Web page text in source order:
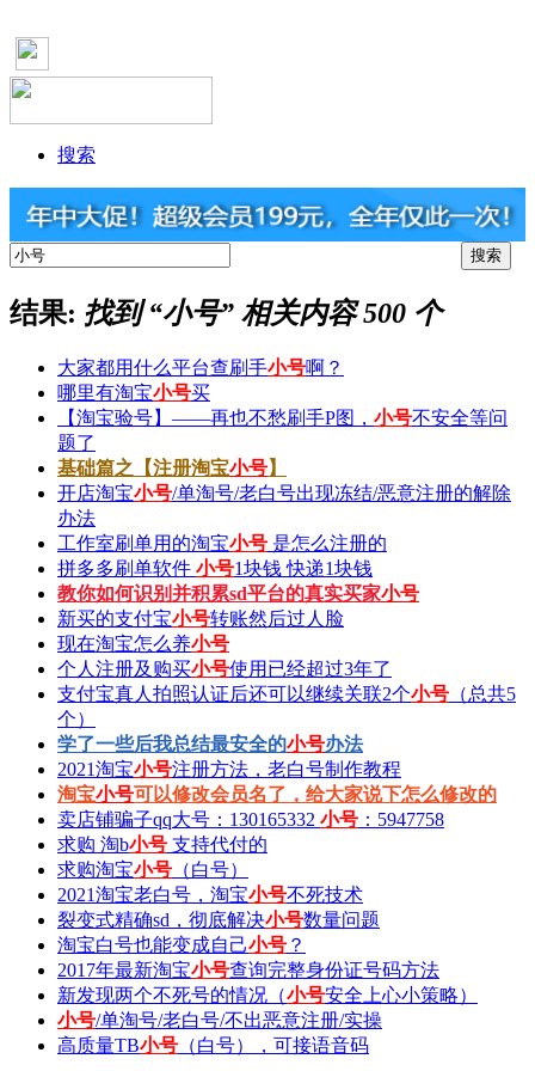
搜索
结果: 找到 “小号” 相关内容 500 个
大家都用什么平台查刷手小号啊？
哪里有淘宝小号买
【淘宝验号】——再也不愁刷手P图， 小号不安全等问
题了
基础篇之【注册淘宝小号】
开店淘宝小号/单淘号/老白号出现冻结/恶意注册的解除
办法
工作室刷单用的淘宝小号 是怎么注册的
拼多多刷单软件 小号1块钱 快递1块钱
教你如何识别并积累sd平台的真实买家小号
新买的支付宝小号转账然后过人脸
现在淘宝怎么养小号
个人注册及购买小号使用已经超过3年了
支付宝真人拍照认证后还可以继续关联2个小号 （总共5
个）
学了一些后我总结最安全的小号办法
2021淘宝小号注册方法，老白号制作教程
淘宝小号可以修改会员名了，给大家说下怎么修改的
卖店铺骗子qq大号：130165332 小号 ：5947758
求购 淘b小号 支持代付的
求购淘宝小号 （白号）
2021淘宝老白号，淘宝小号不死技术
裂变式精确sd，彻底解决小号数量问题
淘宝白号也能变成自己小号 ？
2017年最新淘宝小号查询完整身份证号码方法
新发现两个不死号的情况（小号安全上心小策略）
小号/单淘号/老白号/不出恶意注册/实操
高质量TB小号 （白号），可接语音码